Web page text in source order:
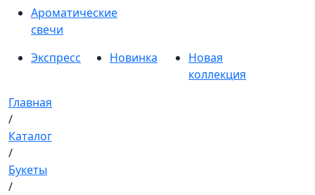
Ароматические
свечи
Экспресс
Новинка
Новая
коллекция
Главная
/
Каталог
/
Букеты
/